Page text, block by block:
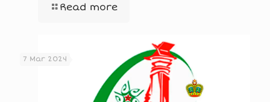
Read more
7 Mar 2024